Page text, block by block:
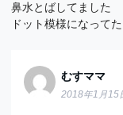
鼻水とばしてました
ドット模様になってた
むすママ
2018年1月15